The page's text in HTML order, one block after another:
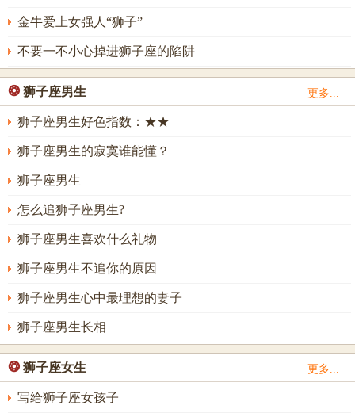
金牛爱上女强人“狮子”
不要一不小心掉进狮子座的陷阱
❂ 狮子座男生 更多...
狮子座男生好色指数：★★
狮子座男生的寂寞谁能懂？
狮子座男生
怎么追狮子座男生?
狮子座男生喜欢什么礼物
狮子座男生不追你的原因
狮子座男生心中最理想的妻子
狮子座男生长相
❂ 狮子座女生 更多...
写给狮子座女孩子